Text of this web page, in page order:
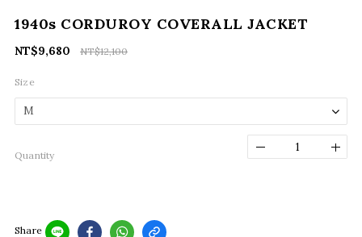
1940s CORDUROY COVERALL JACKET
NT$12,100
NT$9,680
Size
Quantity
Share